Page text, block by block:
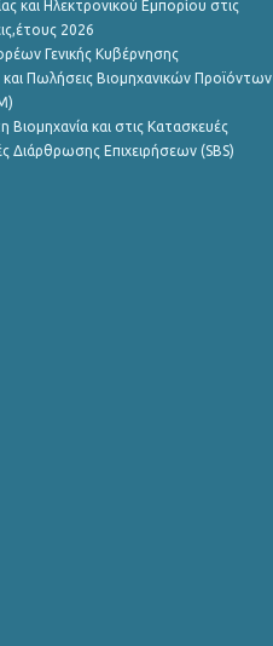
και Ηλεκτρονικού Εμπορίου στις
2026
Γενικής Κυβέρνησης
Πωλήσεις Βιομηχανικών Προϊόντων
Βιομηχανία και στις Κατασκευές
Διάρθρωσης Επιχειρήσεων (SBS)